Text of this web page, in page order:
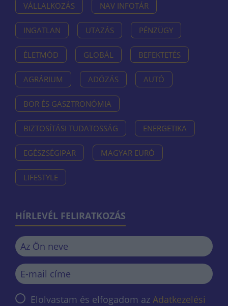
VÁLLALKOZÁS NAV INFOTÁR
INGATLAN UTAZÁS PÉNZÜGY
ÉLETMÓD GLOBÁL BEFEKTETÉS
AGRÁRIUM ADÓZÁS AUTÓ
BOR ÉS GASZTRONÓMIA
BIZTOSÍTÁSI TUDATOSSÁG ENERGETIKA
EGÉSZSÉGIPAR MAGYAR EURÓ
LIFESTYLE
HÍRLEVÉL FELIRATKOZÁS
Elolvastam és elfogadom az Adatkezelési